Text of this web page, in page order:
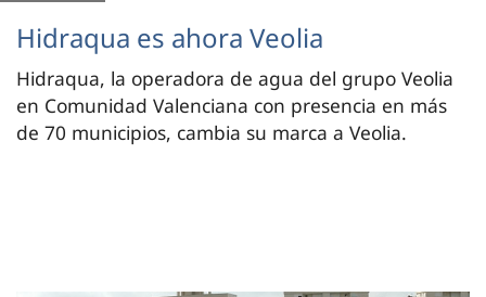
Hidraqua es ahora Veolia
Hidraqua, la operadora de agua del grupo Veolia
en Comunidad Valenciana con presencia en más
de 70 municipios, cambia su marca a Veolia.